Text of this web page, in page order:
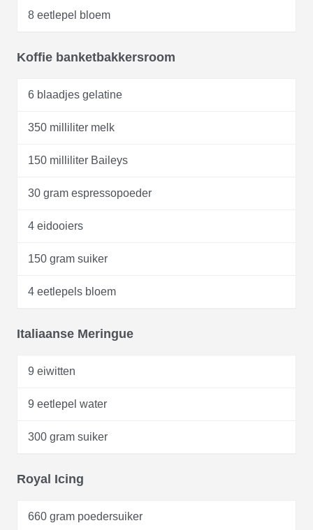
8 eetlepel bloem
Koffie banketbakkersroom
6 blaadjes gelatine
350 milliliter melk
150 milliliter Baileys
30 gram espressopoeder
4 eidooiers
150 gram suiker
4 eetlepels bloem
Italiaanse Meringue
9 eiwitten
9 eetlepel water
300 gram suiker
Royal Icing
660 gram poedersuiker